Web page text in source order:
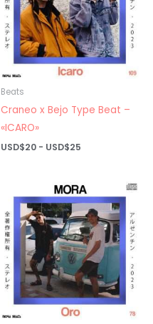
Beats
Craneo x Bejo Type Beat –
«ICARO»
USD$20 - USD$25
USD$20
hasta
USD$25